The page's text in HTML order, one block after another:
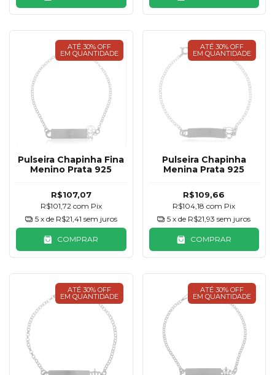
ATÉ 30% OFF
EM QUANTIDADE
Pulseira Chapinha Fina
Menino Prata 925
R$107,07
R$101,72 com Pix
5 x de R$21,41 sem juros
COMPRAR
ATÉ 30% OFF
EM QUANTIDADE
Pulseira Chapinha
Menina Prata 925
R$109,66
R$104,18com Pix
5 x de R$21,93 sem juros
COMPRAR
ATÉ 30% OFF
EM QUANTIDADE
ATÉ 30% OFF
EM QUANTIDADE